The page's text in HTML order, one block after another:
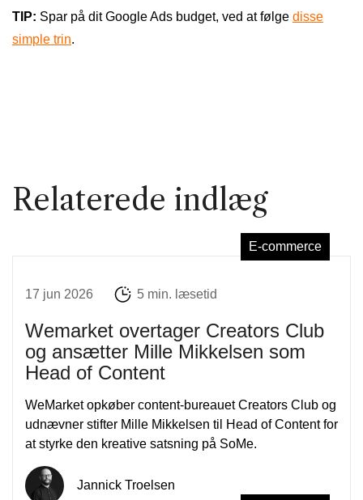
TIP: Spar på dit Google Ads budget, ved at følge disse
simple trin.
Relaterede indlæg
E-commerce
17 jun 2026 5 min. læsetid
Wemarket overtager Creators Club
og ansætter Mille Mikkelsen som
Head of Content
WeMarket opkøber content-bureauet Creators Club og
udnævner stifter Mille Mikkelsen til Head of Content for
at styrke den kreative satsning på SoMe.
Jannick Troelsen